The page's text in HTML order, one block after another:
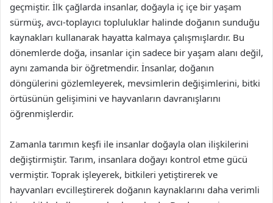
geçmiştir. İlk çağlarda insanlar, doğayla iç içe bir yaşam
sürmüş, avcı-toplayıcı topluluklar halinde doğanın sunduğu
kaynakları kullanarak hayatta kalmaya çalışmışlardır. Bu
dönemlerde doğa, insanlar için sadece bir yaşam alanı değil,
aynı zamanda bir öğretmendir. İnsanlar, doğanın
döngülerini gözlemleyerek, mevsimlerin değişimlerini, bitki
örtüsünün gelişimini ve hayvanların davranışlarını
öğrenmişlerdir.
Zamanla tarımın keşfi ile insanlar doğayla olan ilişkilerini
değiştirmiştir. Tarım, insanlara doğayı kontrol etme gücü
vermiştir. Toprak işleyerek, bitkileri yetiştirerek ve
hayvanları evcilleştirerek doğanın kaynaklarını daha verimli